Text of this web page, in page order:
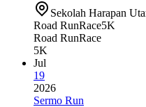
Sekolah Harapan
Road RunRace5K
Road RunRace
5K
Jul
19
2026
Sermo Run